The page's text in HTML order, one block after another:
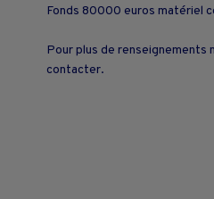
Fonds 80000 euros matériel
Pour plus de renseignements
contacter.